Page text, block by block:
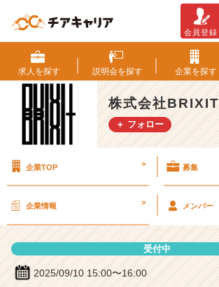
式
会
社
B
R
の
会
詳
細
|
会員登録
求人を探す 説明会を探す 企業を探す
株式会社BRIXIT
＋ フォロー
企業TOP > 募集
企業情報 > メンバー
受付中
2025/09/10 15:00〜16:00